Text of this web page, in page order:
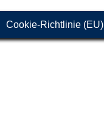
Cookie-Richtlinie (EU)